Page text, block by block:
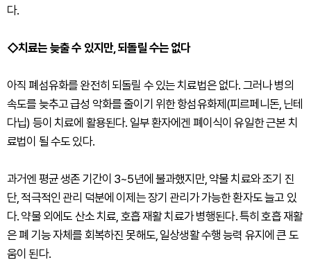
다.
◇치료는 늦출 수 있지만, 되돌릴 수는 없다
아직 폐섬유화를 완전히 되돌릴 수 있는 치료법은 없다. 그러나 병의
속도를 늦추고 급성 악화를 줄이기 위한 항섬유화제(피르페니돈, 닌테
다닙) 등이 치료에 활용된다. 일부 환자에겐 폐이식이 유일한 근본 치
료법이 될 수도 있다.
과거엔 평균 생존 기간이 3~5년에 불과했지만, 약물 치료와 조기 진
단, 적극적인 관리 덕분에 이제는 장기 관리가 가능한 환자도 늘고 있
다. 약물 외에도 산소 치료, 호흡 재활 치료가 병행된다. 특히 호흡 재활
은 폐 기능 자체를 회복하진 못해도, 일상생활 수행 능력 유지에 큰 도
움이 된다.